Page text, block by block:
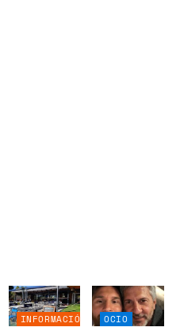
INFORMACIÓN
OCIO